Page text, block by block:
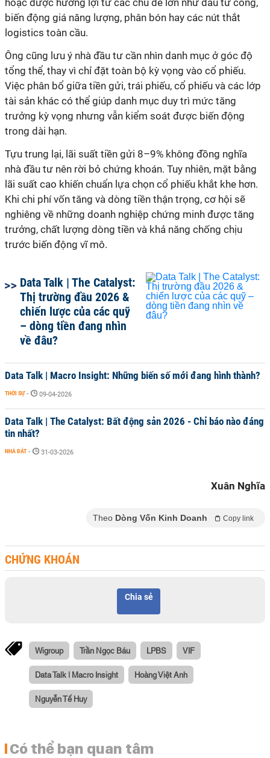
hoặc được hưởng lợi từ các chủ đề lớn như đầu tư công,
biến động giá năng lượng, phân bón hay các nút thắt
logistics toàn cầu.
Ông cũng lưu ý nhà đầu tư cần nhìn danh mục ở góc độ
tổng thể, thay vì chỉ đặt toàn bộ kỳ vọng vào cổ phiếu.
Việc phân bổ giữa tiền gửi, trái phiếu, cổ phiếu và các lớp
tài sản khác có thể giúp danh mục duy trì mức tăng
trưởng kỳ vọng nhưng vẫn kiểm soát được biến động
trong dài hạn.
Tựu trung lại, lãi suất tiền gửi 8–9% không đồng nghĩa
nhà đầu tư nên rời bỏ chứng khoán. Tuy nhiên, mặt bằng
lãi suất cao khiến chuẩn lựa chọn cổ phiếu khắt khe hơn.
Khi chi phí vốn tăng và dòng tiền thận trọng, cơ hội sẽ
nghiêng về những doanh nghiệp chứng minh được tăng
trưởng, chất lượng dòng tiền và khả năng chống chịu
trước biến động vĩ mô.
Data Talk | The Catalyst:
Thị trường đầu 2026 &
chiến lược của các quỹ
– dòng tiền đang nhìn
về đâu?
Data Talk | Macro Insight: Những biến số mới đang hình thành?
THỜI SỰ - 09-04-2026
Data Talk | The Catalyst: Bất động sản 2026 - Chỉ báo nào đáng
tin nhất?
NHÀ ĐẤT - 31-03-2026
Xuân Nghĩa
Theo Dòng Vốn Kinh Doanh Copy link
CHỨNG KHOÁN
Chia sẻ
Wigroup Trần Ngọc Báu LPBS VIF
Data Talk | Macro Insight Hoàng Việt Anh
Nguyễn Tế Huy
Có thể bạn quan tâm